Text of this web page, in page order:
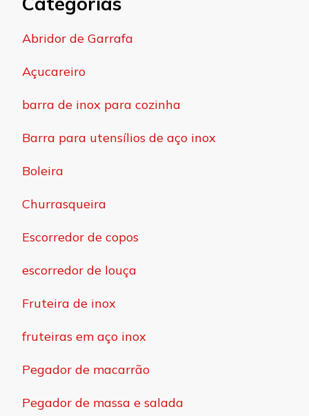
Abridor de Garrafa
Açucareiro
barra de inox para cozinha
Barra para utensílios de aço inox
Boleira
Churrasqueira
Escorredor de copos
escorredor de louça
Fruteira de inox
fruteiras em aço inox
Pegador de macarrão
Pegador de massa e salada